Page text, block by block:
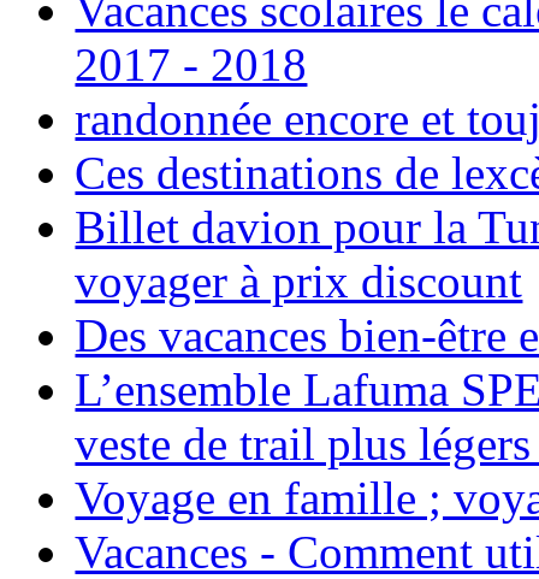
2017 - 2018
randonnée encore et
Ces destinations de
Billet davion pour la
voyager à prix discount
Des vacances bien-être
L’ensemble Lafuma
veste de trail plus
Voyage en famille ;
Vacances - Comment